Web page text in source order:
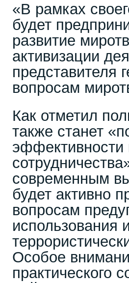
«В рамках
будет
развитие
активизации
представителя
вопросам
Как отметил
также станет
эффективности
современным
будет активно
вопросам
использования
Особое
практического